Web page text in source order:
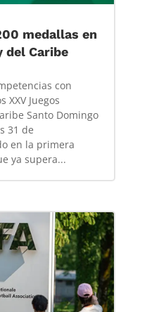
medallas en
del Caribe
con
Juegos
Santo Domingo
31 de
en la primera
ya supera...